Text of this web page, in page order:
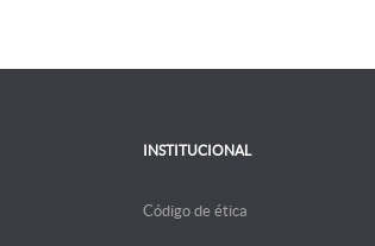
INSTITUCIONAL
Código de ética